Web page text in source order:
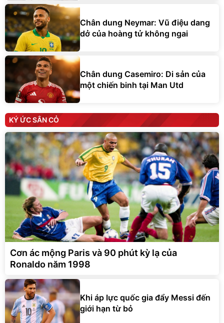
Chân dung Neymar: Vũ điệu dang
dở của hoàng tử không ngai
Chân dung Casemiro: Di sản của
một chiến binh tại Man Utd
KÝ ỨC SÂN CỎ
Cơn ác mộng Paris và 90 phút kỳ lạ của
Ronaldo năm 1998
Khi áp lực quốc gia đẩy Messi đến
giới hạn từ bỏ